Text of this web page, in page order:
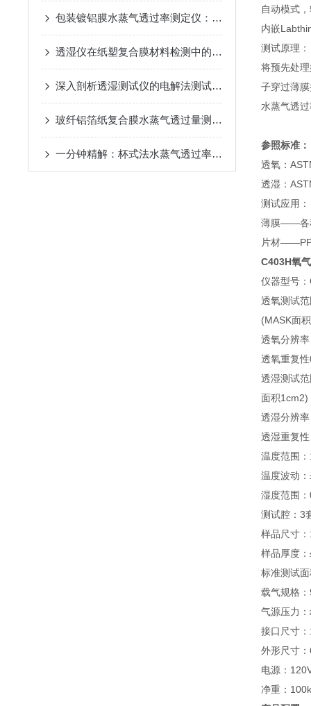
包装镀铝膜水蒸气透过率测定仪：简介与应用
透湿仪在纸塑复合膜材料检测中的应用与技术解析
深入剖析透湿测试仪的电解法测试原理
玻纤铝箔纸复合膜水蒸气透过量测定仪——仪器概述
一分钟精解：杯式法水蒸气透过率测试仪的运作机理探析
自动模式
内嵌
测试原理：
将预先处
子穿过薄
水蒸气透
参照标准：
透氧：
透湿：
测试应用：
薄膜——各
片材——PP
C403H氧
仪器型号
透氧测试
(MASK面
透氧分辨
透氧重复
透湿测试
面积1cm2)
透湿分辨
透湿重复
温度范围
温度波动
湿度范围
测试腔：3
样品尺寸
样品厚度
标准测试
载气规格
气源压力
接口尺寸
外形尺寸
电源 ：
净重：